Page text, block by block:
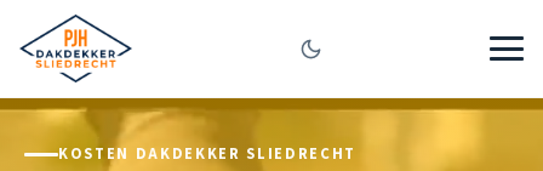
KOSTEN DAKDEKKER SLIEDRECHT